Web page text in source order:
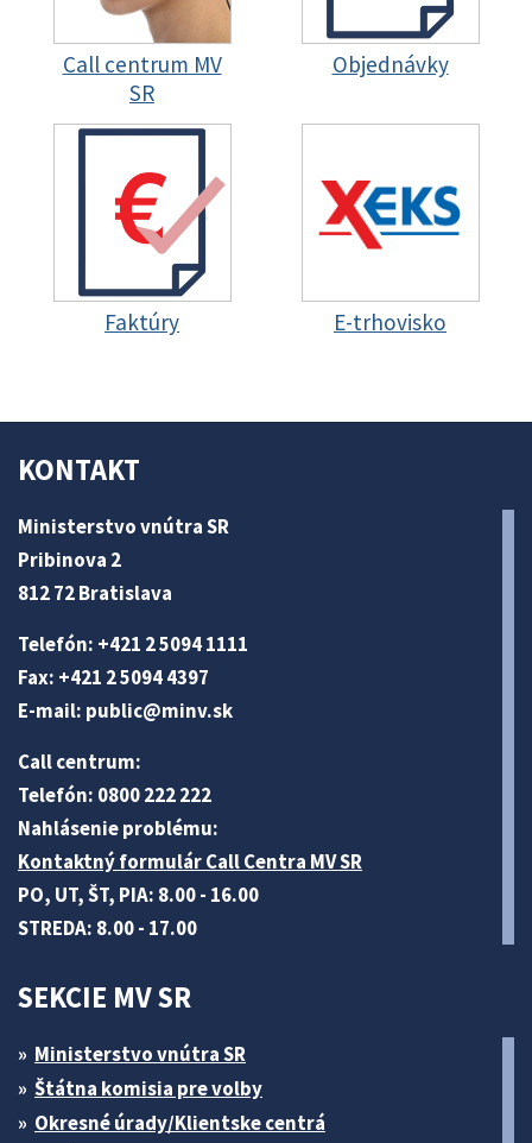
Call centrum MV
SR
Objednávky
Faktúry E-trhovisko
KONTAKT
Ministerstvo vnútra SR
Pribinova 2
812 72 Bratislava
Telefón: +421 2 5094 1111
Fax: +421 2 5094 4397
E-mail: public@minv.sk
Call centrum:
Telefón: 0800 222 222
Nahlásenie problému:
Kontaktný formulár Call Centra MV SR
PO, UT, ŠT, PIA: 8.00 - 16.00
STREDA: 8.00 - 17.00
SEKCIE MV SR
Ministerstvo vnútra SR
Štátna komisia pre volby
Okresné úrady/Klientske centrá